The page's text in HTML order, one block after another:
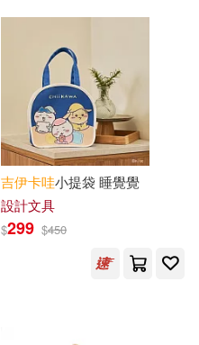
吉伊卡哇小提袋 睡覺覺
設計文具
$299 $450